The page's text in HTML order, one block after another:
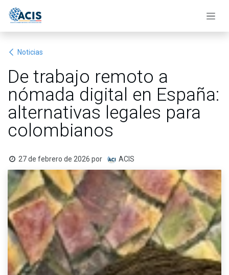
Noticias
De trabajo remoto a
nómada digital en España:
alternativas legales para
colombianos
27 de febrero de 2026 por ACIS